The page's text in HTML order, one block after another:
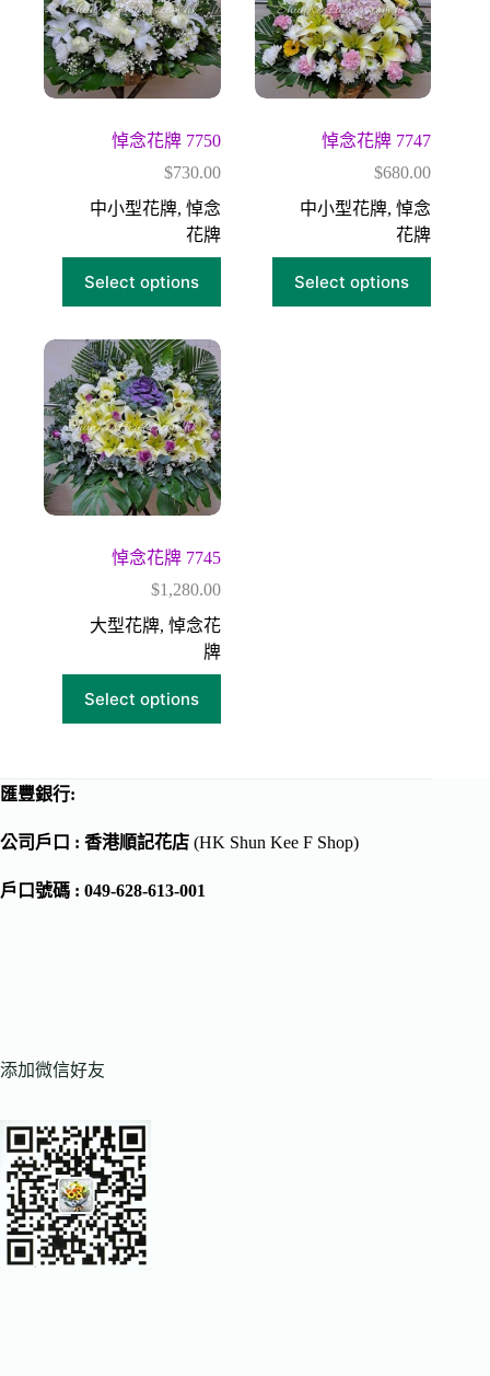
悼念花牌 7750
$730.00
中小型花牌, 悼念
花牌
Select options
悼念花牌 7747
$680.00
中小型花牌,悼念
花牌
Select options
悼念花牌 7745
$1,280.00
大型花牌, 悼念花
牌
Select options
匯豐銀行:
公司戶口 : 香港順記花店 (HK Shun Kee F Shop)
戶口號碼 : 049-628-613-001
添加微信好友